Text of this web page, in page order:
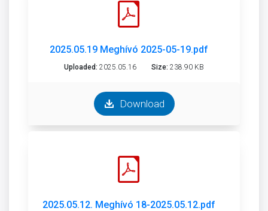
2025.05.19 Meghívó 2025-05-19.pdf
Uploaded: 2025.05.16 Size: 238.90 KB
Download
2025.05.12. Meghívó 18-2025.05.12.pdf